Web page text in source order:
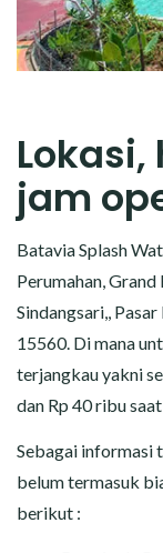
jam
Batavia Splash
Perumahan, Grand
Sindangsari,, Pasar
15560. Di mana
terjangkau yakni
dan Rp 40 ribu
Sebagai informasi
belum termasuk
berikut :